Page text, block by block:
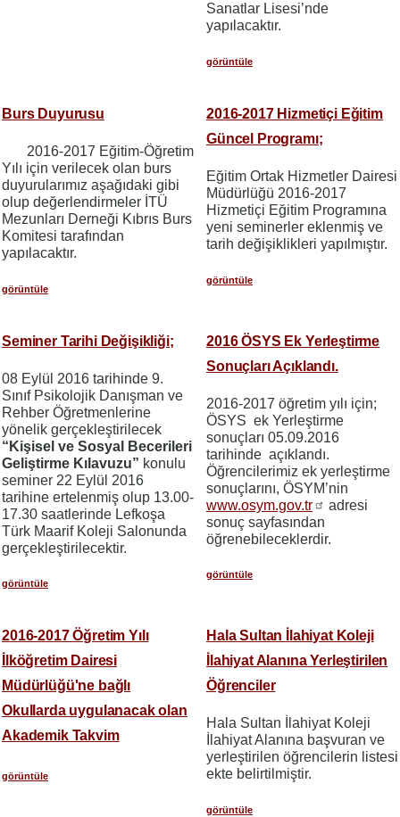
Sanatlar Lisesi’nde
yapılacaktır.
görüntüle
Burs Duyurusu
2016-2017 Eğitim-Öğretim
Yılı için verilecek olan burs
duyurularımız aşağıdaki gibi
olup değerlendirmeler İTÜ
Mezunları Derneği Kıbrıs Burs
Komitesi tarafından
yapılacaktır.
görüntüle
2016-2017 Hizmetiçi Eğitim
Güncel Programı;
Eğitim Ortak Hizmetler Dairesi
Müdürlüğü 2016-2017
Hizmetiçi Eğitim Programına
yeni seminerler eklenmiş ve
tarih değişiklikleri yapılmıştır.
görüntüle
Seminer Tarihi Değişikliği;
08 Eylül 2016 tarihinde 9.
Sınıf Psikolojik Danışman ve
Rehber Öğretmenlerine
yönelik gerçekleştirilecek
“Kişisel ve Sosyal Becerileri
Geliştirme Kılavuzu” konulu
seminer 22 Eylül 2016
tarihine ertelenmiş olup 13.00-
17.30 saatlerinde Lefkoşa
Türk Maarif Koleji Salonunda
gerçekleştirilecektir.
görüntüle
2016 ÖSYS Ek Yerleştirme
Sonuçları Açıklandı.
2016-2017 öğretim yılı için;
ÖSYS ek Yerleştirme
sonuçları 05.09.2016
tarihinde açıklandı.
Öğrencilerimiz ek yerleştirme
sonuçlarını, ÖSYM’nin
www.osym.gov.tr
adresi
sonuç sayfasından
öğrenebileceklerdir.
görüntüle
2016-2017 Öğretim Yılı
İlköğretim Dairesi
Müdürlüğü'ne bağlı
Okullarda uygulanacak olan
Akademik Takvim
görüntüle
Hala Sultan İlahiyat Koleji
İlahiyat Alanına Yerleştirilen
Öğrenciler
Hala Sultan İlahiyat Koleji
İlahiyat Alanına başvuran ve
yerleştirilen öğrencilerin listesi
ekte belirtilmiştir.
görüntüle